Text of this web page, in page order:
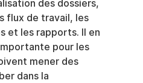
des dossiers,
flux de travail, les
et les rapports. Il en
pour les
mener des
dans la